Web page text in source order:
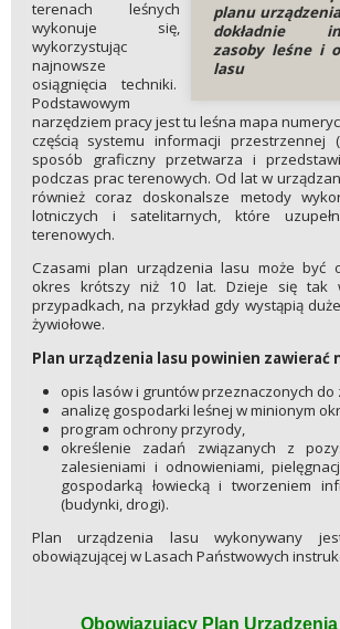
planu
dokładnie
zasoby leśne i
lasu
terenach leśnych
wykonuje się,
wykorzystując
najnowsze
osiągnięcia techniki.
Podstawowym
narzędziem pracy jest tu leśna mapa
częścią systemu informacji przestrzennej
sposób graficzny przetwarza i
podczas prac terenowych. Od lat w
również coraz doskonalsze metody
lotniczych i satelitarnych, które
terenowych.
Czasami plan urządzenia lasu może być
okres krótszy niż 10 lat. Dzieje się tak
przypadkach, na przykład gdy wystąpią
żywiołowe.
Plan urządzenia lasu powinien zawierać
opis lasów i gruntów przeznaczonych do
analizę gospodarki leśnej w minionym
program ochrony przyrody,
określenie zadań związanych z
zalesieniami i odnowieniami,
gospodarką łowiecką i tworzeniem
(budynki, drogi).
Plan urządzenia lasu wykonywany
obowiązującej w Lasach Państwowych
Obowiązujący Plan